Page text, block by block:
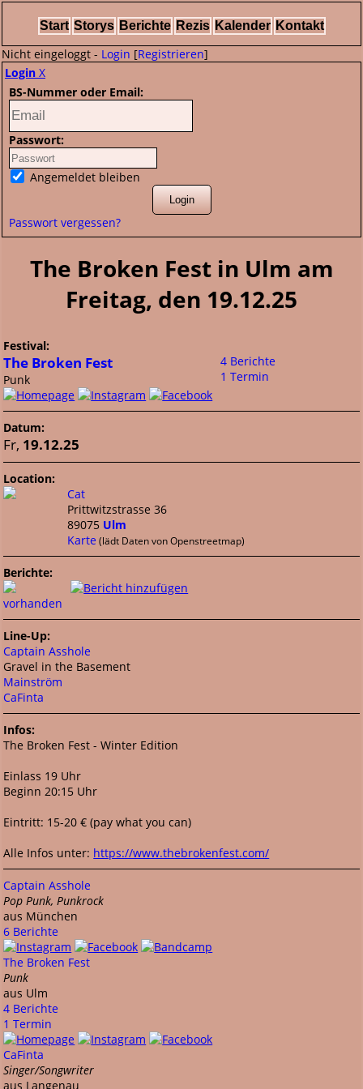
Start Storys Berichte Rezis Kalender Kontakt
Nicht eingeloggt - Login [Registrieren]
Login X
BS-Nummer oder Email:
Passwort:
Angemeldet bleiben
Passwort vergessen?
The Broken Fest in Ulm am
Freitag, den 19.12.25
Festival:
The Broken Fest
Punk
4 Berichte
1 Termin
Datum:
Fr, 19.12.25
Location:
Cat
Prittwitzstrasse 36
89075 Ulm
Karte (lädt Daten von Openstreetmap)
Berichte:
vorhanden
Line-Up:
Captain Asshole
Gravel in the Basement
Mainström
CaFinta
Infos:
The Broken Fest - Winter Edition
Einlass 19 Uhr
Beginn 20:15 Uhr
Eintritt: 15-20 € (pay what you can)
Alle Infos unter: https://www.thebrokenfest.com/
Captain Asshole
Pop Punk, Punkrock
aus München
6 Berichte
The Broken Fest
Punk
aus Ulm
4 Berichte
1 Termin
CaFinta
Singer/Songwriter
aus Langenau